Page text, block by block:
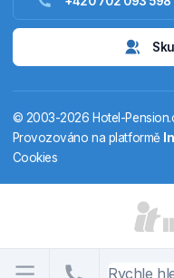
© 2003-2026 Hotel-
Provozováno na platformě
Cookies